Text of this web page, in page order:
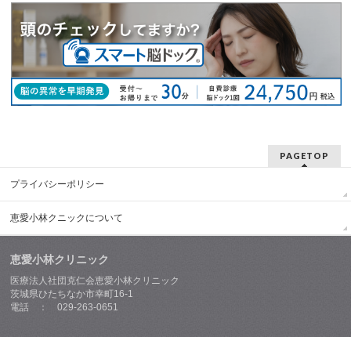
PAGETOP
プライバシーポリシー
恵愛小林クニックについて
恵愛小林クリニック
医療法人社団克仁会恵愛小林クリニック
茨城県ひたちなか市幸町16-1
電話 ： 029-263-0651